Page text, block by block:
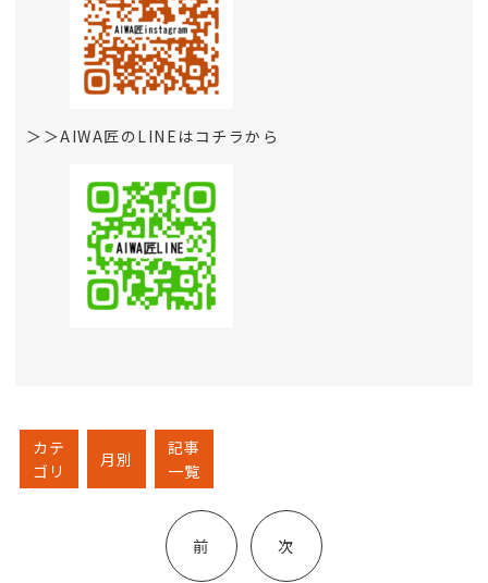
＞＞AIWA匠のLINEはコチラから
カテ
ゴリ
月別
記事
一覧
稿
ナ
ビ
前 次